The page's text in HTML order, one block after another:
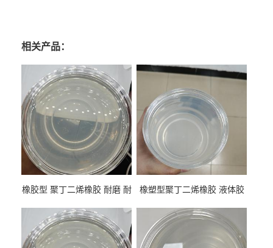
相关产品：
橡胶型 聚丁二烯橡胶 耐磨 耐
性
橡塑型聚丁二烯橡胶 液体胶
专用